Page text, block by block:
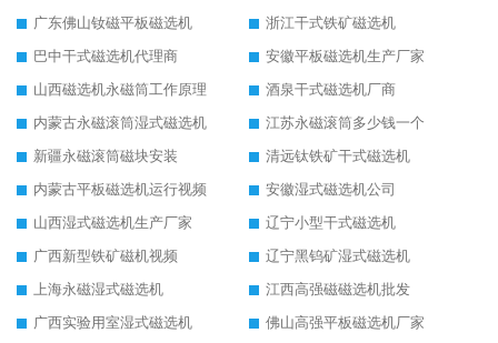
广东佛山钕磁平板磁选机
浙江干式铁矿磁选机
巴中干式磁选机代理商
安徽平板磁选机生产厂家
山西磁选机永磁筒工作原理
酒泉干式磁选机厂商
内蒙古永磁滚筒湿式磁选机
江苏永磁滚筒多少钱一个
新疆永磁滚筒磁块安装
清远钛铁矿干式磁选机
内蒙古平板磁选机运行视频
安徽湿式磁选机公司
山西湿式磁选机生产厂家
辽宁小型干式磁选机
广西新型铁矿磁机视频
辽宁黑钨矿湿式磁选机
上海永磁湿式磁选机
江西高强磁磁选机批发
广西实验用室湿式磁选机
佛山高强平板磁选机厂家